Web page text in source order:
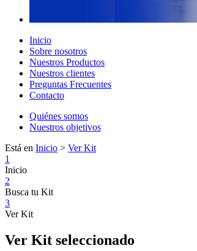
Inicio
Sobre nosotros
Nuestros Productos
Nuestros clientes
Preguntas Frecuentes
Contacto
Quiénes somos
Nuestros objetivos
Está en Inicio > Ver Kit
1
Inicio
2
Busca tu Kit
3
Ver Kit
Ver Kit seleccionado